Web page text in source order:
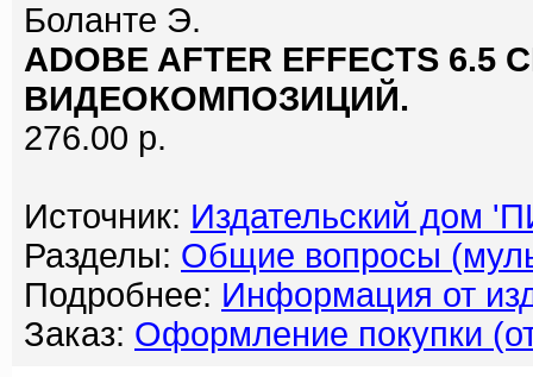
Боланте Э.
ADOBE AFTER EFFECTS
ВИДЕОКОМПОЗИЦИЙ.
276.00 р.
Источник: Издательский дом
Разделы: Общие вопросы
Подробнее: Информация от
Заказ: Оформление покупки